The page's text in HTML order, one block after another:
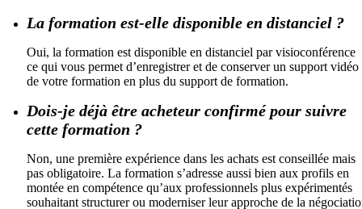
La formation est-elle disponible en distanciel ?
Oui, la formation est disponible en distanciel par visioconférence
ce qui vous permet d’enregistrer et de conserver un support vidéo
de votre formation en plus du support de formation.
Dois-je déjà être acheteur confirmé pour suivre
cette formation ?
Non, une première expérience dans les achats est conseillée mais
pas obligatoire. La formation s’adresse aussi bien aux profils en
montée en compétence qu’aux professionnels plus expérimentés
souhaitant structurer ou moderniser leur approche de la